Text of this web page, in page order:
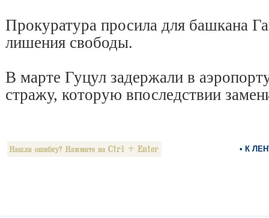
Прокуратура просила для башкана
лишения свободы.
В марте Гуцул задержали в
стражу, которую впоследствии
• К